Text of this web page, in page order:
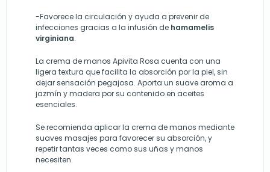
-Favorece la circulación y ayuda a prevenir de
infecciones gracias a la infusión de hamamelis
virginiana.
La crema de manos Apivita Rosa cuenta con una
ligera textura que facilita la absorción por la piel, sin
dejar sensación pegajosa. Aporta un suave aroma a
jazmín y madera por su contenido en aceites
esenciales.
Se recomienda aplicar la crema de manos mediante
suaves masajes para favorecer su absorción, y
repetir tantas veces como sus uñas y manos
necesiten.